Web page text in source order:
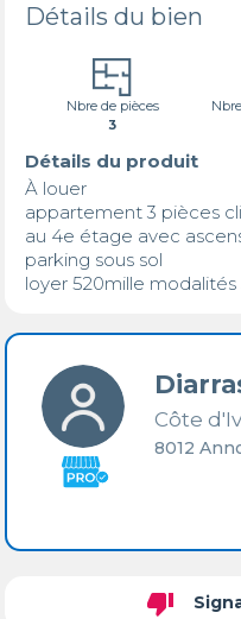
Détails du bien
Nbre de pièces
3
Détails du produit
À louer
appartement 3 pièces
au 4e étage avec
parking sous sol
loyer 520mille modalités
Côte
8012
thumb_down